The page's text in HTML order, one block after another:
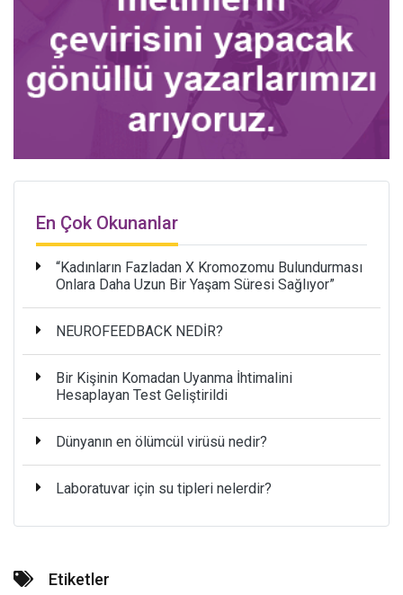
En Çok Okunanlar
“Kadınların Fazladan X Kromozomu Bulundurması
Onlara Daha Uzun Bir Yaşam Süresi Sağlıyor”
NEUROFEEDBACK NEDİR?
Bir Kişinin Komadan Uyanma İhtimalini
Hesaplayan Test Geliştirildi
Dünyanın en ölümcül virüsü nedir?
Laboratuvar için su tipleri nelerdir?
Etiketler